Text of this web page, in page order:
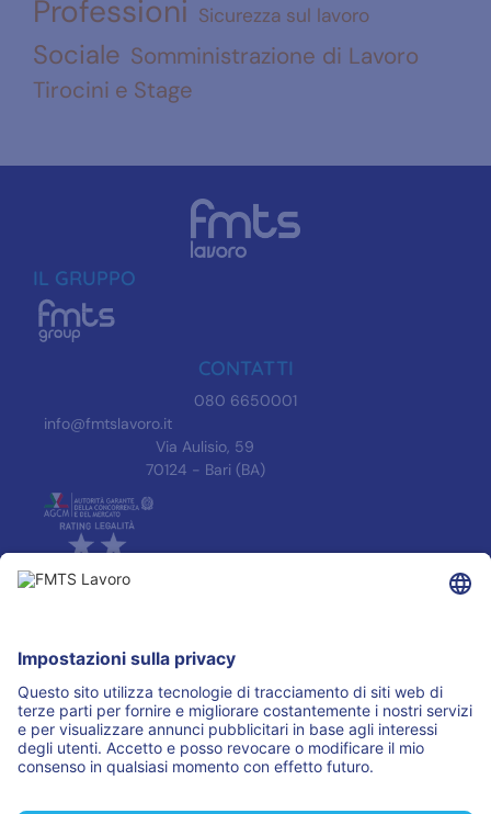
Professioni Sicurezza sul lavoro
Sociale Somministrazione di Lavoro
Tirocini e Stage
IL GRUPPO
CONTATTI
080 6650001
info@fmtslavoro.it
Via Aulisio, 59
70124 - Bari (BA)
Accreditamenti
ASSOCIAZIONI
I PARTNER